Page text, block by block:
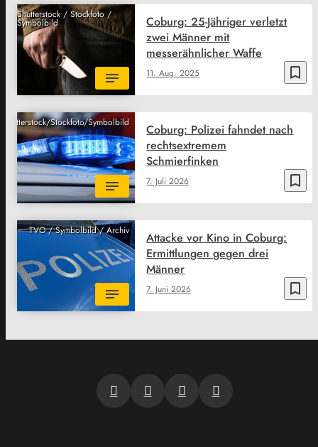
Shutterstock / Stockfoto /
Symbolbild
bookmark_border
11. Aug. 2025
Coburg: 25-Jähriger verletzt
zwei Männer mit
messerähnlicher Waffe
Shutterstock/Stockfoto/Symbolbild
bookmark_border
7. Juli 2026
Coburg: Polizei fahndet nach
rechtsextremem
Schmierfinken
TVO / Symbolbild / Archiv
bookmark_border
7. Juni 2026
Attacke vor Kino in Coburg:
Ermittlungen gegen drei
Männer